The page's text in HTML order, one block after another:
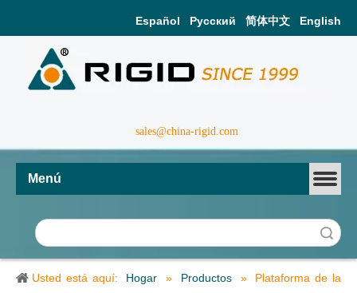
Español Pусский 简体中文 English
sales@china-rigid.com
Menú
Usted está aquí: Hogar » Productos »
Plataforma de la